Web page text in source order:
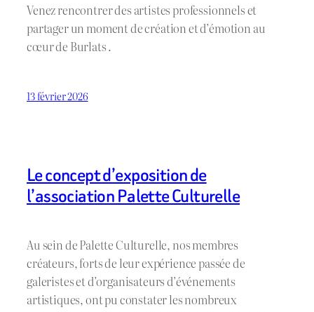
Venez rencontrer des artistes professionnels et
partager un moment de création et d’émotion au
cœur de Burlats .
13 février 2026
Le concept d’exposition de
l’association Palette Culturelle
Au sein de Palette Culturelle, nos membres
créateurs, forts de leur expérience passée de
galeristes et d’organisateurs d’événements
artistiques, ont pu constater les nombreux